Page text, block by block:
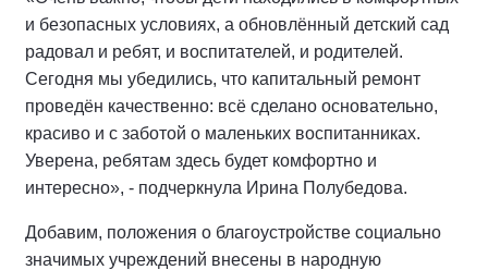
и безопасных условиях, а обновлённый детский сад
радовал и ребят, и воспитателей, и родителей.
Сегодня мы убедились, что капитальный ремонт
проведён качественно: всё сделано основательно,
красиво и с заботой о маленьких воспитанниках.
Уверена, ребятам здесь будет комфортно и
интересно», - подчеркнула Ирина Полубедова.
Добавим, положения о благоустройстве социально
значимых учреждений внесены в народную